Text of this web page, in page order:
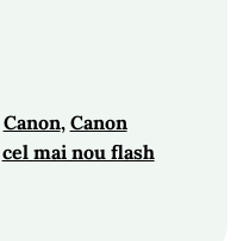
Canon, Canon
cel mai nou flash